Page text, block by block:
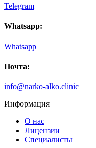
Telegram
Whatsapp:
Whatsapp
Почта:
info@narko-alko.clinic
Информация
О нас
Лицензии
Специалисты